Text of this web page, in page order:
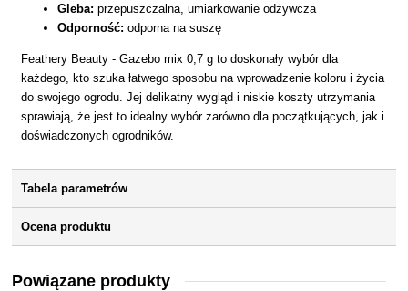
Gleba: przepuszczalna, umiarkowanie odżywcza
Odporność: odporna na suszę
Feathery Beauty - Gazebo mix 0,7 g to doskonały wybór dla
każdego, kto szuka łatwego sposobu na wprowadzenie koloru i życia
do swojego ogrodu. Jej delikatny wygląd i niskie koszty utrzymania
sprawiają, że jest to idealny wybór zarówno dla początkujących, jak i
doświadczonych ogrodników.
Tabela parametrów
Ocena produktu
Powiązane produkty